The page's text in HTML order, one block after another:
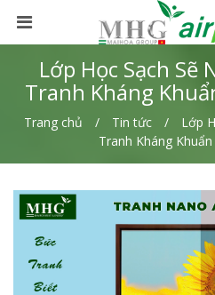
Lớp Học Sạch Sẽ
Tranh Kháng
Trang chủ Tin tức
Lớp
Tranh Kháng